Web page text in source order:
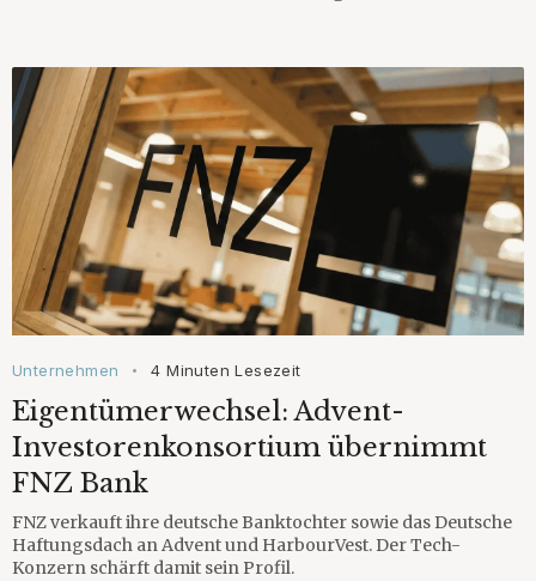
Unternehmen • 4 Minuten Lesezeit
Eigentümerwechsel: Advent-
Investorenkonsortium übernimmt
FNZ Bank
FNZ verkauft ihre deutsche Banktochter sowie das Deutsche
Haftungsdach an Advent und HarbourVest. Der Tech-
Konzern schärft damit sein Profil.